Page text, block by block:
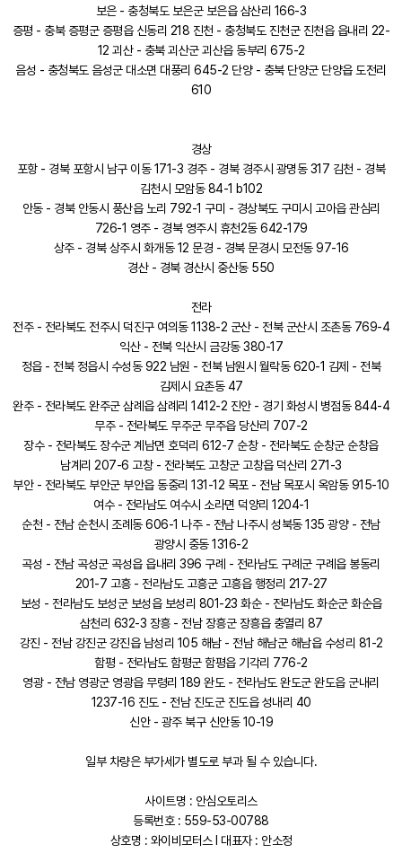
보은 - 충청북도 보은군 보은읍 삼산리 166-3
증평 - 충북 증평군 증평읍 신동리 218 진천 - 충청북도 진천군 진천읍 읍내리 22-
12 괴산 - 충북 괴산군 괴산읍 동부리 675-2
음성 - 충청북도 음성군 대소면 대풍리 645-2 단양 - 충북 단양군 단양읍 도전리
610
경상
포항 - 경북 포항시 남구 이동 171-3 경주 - 경북 경주시 광명동 317 김천 - 경북
김천시 모암동 84-1 b102
안동 - 경북 안동시 풍산읍 노리 792-1 구미 - 경상북도 구미시 고아읍 관심리
726-1 영주 - 경북 영주시 휴천2동 642-179
상주 - 경북 상주시 화개동 12 문경 - 경북 문경시 모전동 97-16
경산 - 경북 경산시 중산동 550
전라
전주 - 전라북도 전주시 덕진구 여의동 1138-2 군산 - 전북 군산시 조촌동 769-4
익산 - 전북 익산시 금강동 380-17
정읍 - 전북 정읍시 수성동 922 남원 - 전북 남원시 월락동 620-1 김제 - 전북
김제시 요촌동 47
완주 - 전라북도 완주군 삼례읍 삼례리 1412-2 진안 - 경기 화성시 병점동 844-4
무주 - 전라북도 무주군 무주읍 당산리 707-2
장수 - 전라북도 장수군 계남면 호덕리 612-7 순창 - 전라북도 순창군 순창읍
남계리 207-6 고창 - 전라북도 고창군 고창읍 덕산리 271-3
부안 - 전라북도 부안군 부안읍 동중리 131-12 목포 - 전남 목포시 옥암동 915-10
여수 - 전라남도 여수시 소라면 덕양리 1204-1
순천 - 전남 순천시 조례동 606-1 나주 - 전남 나주시 성북동 135 광양 - 전남
광양시 중동 1316-2
곡성 - 전남 곡성군 곡성읍 읍내리 396 구례 - 전라남도 구례군 구례읍 봉동리
201-7 고흥 - 전라남도 고흥군 고흥읍 행정리 217-27
보성 - 전라남도 보성군 보성읍 보성리 801-23 화순 - 전라남도 화순군 화순읍
삼천리 632-3 장흥 - 전남 장흥군 장흥읍 충열리 87
강진 - 전남 강진군 강진읍 남성리 105 해남 - 전남 해남군 해남읍 수성리 81-2
함평 - 전라남도 함평군 함평읍 기각리 776-2
영광 - 전남 영광군 영광읍 무령리 189 완도 - 전라남도 완도군 완도읍 군내리
1237-16 진도 - 전남 진도군 진도읍 성내리 40
신안 - 광주 북구 신안동 10-19
일부 차량은 부가세가 별도로 부과 될 수 있습니다.
사이트명 : 안심오토리스
등록번호 : 559-53-00788
상호명 : 와이비모터스 l 대표자 : 안소정